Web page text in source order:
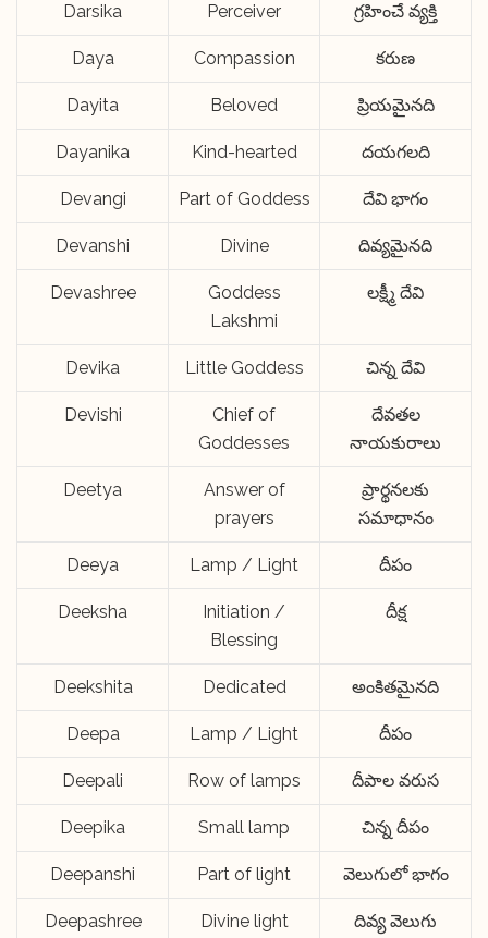
Darsika Perceiver గ్రహించే వ్యక్తి
Daya Compassion కరుణ
Dayita Beloved ప్రియమైనది
Dayanika Kind-hearted దయగలది
Devangi Part of Goddess దేవి భాగం
Devanshi Divine దివ్యమైనది
Devashree
Goddess
Lakshmi
లక్ష్మీ దేవి
Devika Little Goddess చిన్న దేవి
Devishi
Chief of
Goddesses
దేవతల
నాయకురాలు
Deetya
Answer of
prayers
ప్రార్థనలకు
సమాధానం
Deeya Lamp / Light దీపం
Deeksha
Initiation /
Blessing
దీక్ష
Deekshita Dedicated అంకితమైనది
Deepa Lamp / Light దీపం
Deepali Row of lamps దీపాల వరుస
Deepika Small lamp చిన్న దీపం
Deepanshi Part of light వెలుగులో భాగం
Deepashree Divine light దివ్య వెలుగు